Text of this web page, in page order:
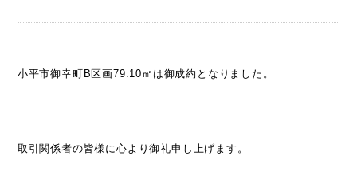
小平市御幸町B区画79.10㎡は御成約となりました。
取引関係者の皆様に心より御礼申し上げます。